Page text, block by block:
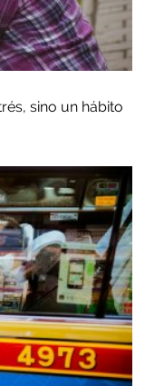
sino un hábito